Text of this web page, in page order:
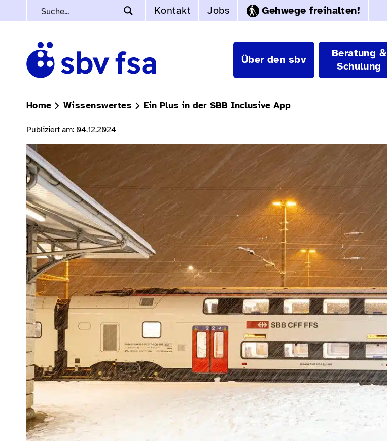
Kontakt Jobs Gehwege freihalten!
Über den sbv
Beratung &
Schulung
Home Wissenswertes Ein Plus in der SBB Inclusive App
Publiziert am: 04.12.2024